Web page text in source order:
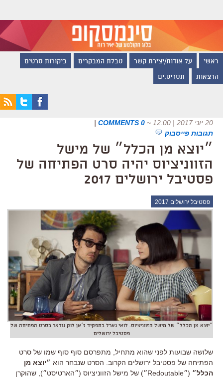
ראשי על אודות/יצירת קשר טבלת המבקרים ביקורות סרטים
הרצאות תסריט.ים
20 יוני 2017 | 12:00 ~
0 COMMENTS
|
תגובות פייסבוק
״יוצא מן הכלל״ של מישל
הזווניציוס יהיה סרט הפתיחה של
פסטיבל ירושלים 2017
פסטיבל ירושלים 2017
״יוצא מן הכלל״ של מישל הזווניציוס. לואי גארל בתפקיד ז׳אן לוק גודאר בסרט הפתיחה של
פסטיבל ירושלים
שלושה שבועות לפני שהוא מתחיל, מתפרסם סוף סוף שמו של סרט
הפתיחה של פסטיבל ירושלים הקרוב. הסרט שנבחר הוא ״יוצא מן
הכלל״
(״Redoutable״) של מישל הזווניציוס (״הארטיסט״), שהוקרן